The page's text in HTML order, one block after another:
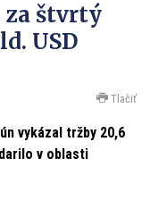
štvrtý
USD
Tlačiť
vykázal tržby 20,6
v oblasti